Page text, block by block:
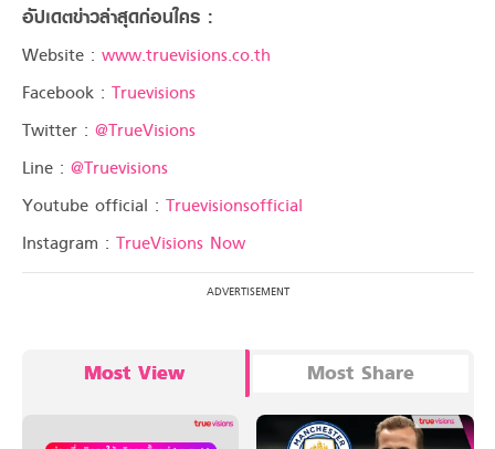
อัปเดตข่าวล่าสุดก่อนใคร :
Website : www.truevisions.co.th
Facebook : Truevisions
Twitter : @TrueVisions
Line : @Truevisions
Youtube official : Truevisionsofficial
Instagram : TrueVisions Now
Most View Most Share